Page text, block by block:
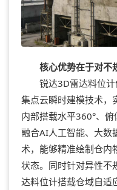
核心优势在于对不
锐达3D雷达料位计
集点云瞬时建模技术，
内部搭载水平360°、俯
融合AI人工智能、大数
术，能够精准绘制仓内
状态。同时针对异性不
达料位计搭载仓域自适